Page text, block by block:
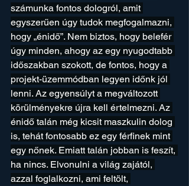
számunka fontos dologról, amit
egyszerűen úgy tudok megfogalmazni,
hogy „énidő”. Nem biztos, hogy belefér
úgy minden, ahogy az egy nyugodtabb
időszakban szokott, de fontos, hogy a
projekt-üzemmódban legyen időnk jól
lenni. Az egyensúlyt a megváltozott
körülményekre újra kell értelmezni. Az
énidő talán még kicsit maszkulin dolog
is, tehát fontosabb ez egy férfinek mint
egy nőnek. Emiatt talán jobban is feszít,
ha nincs. Elvonulni a világ zajától,
azzal foglalkozni, ami feltölt,